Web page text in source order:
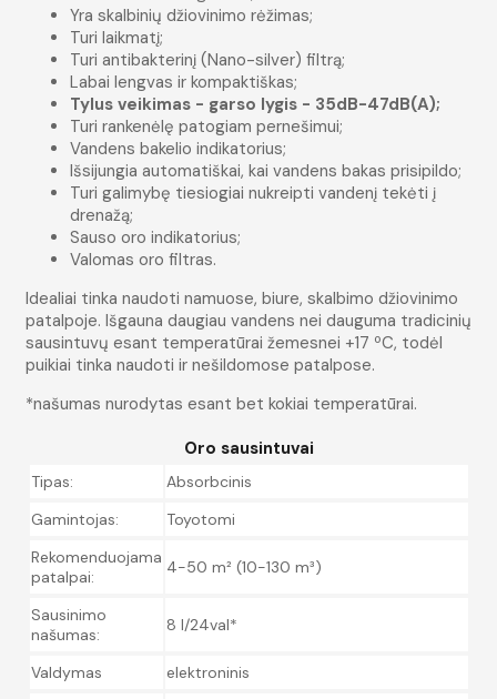
Yra skalbinių džiovinimo rėžimas;
Turi laikmatį;
Turi antibakterinį (Nano-silver) filtrą;
Labai lengvas ir kompaktiškas;
Tylus veikimas - garso lygis - 35dB-47dB(A);
Turi rankenėlę patogiam pernešimui;
Vandens bakelio indikatorius;
Išsijungia automatiškai, kai vandens bakas prisipildo;
Turi galimybę tiesiogiai nukreipti vandenį tekėti į
drenažą;
Sauso oro indikatorius;
Valomas oro filtras.
Idealiai tinka naudoti namuose, biure, skalbimo džiovinimo
patalpoje. Išgauna daugiau vandens nei dauguma tradicinių
sausintuvų esant temperatūrai žemesnei +17 ºC, todėl
puikiai tinka naudoti ir nešildomose patalpose.
*našumas nurodytas esant bet kokiai temperatūrai.
Oro sausintuvai
Tipas:
Absorbcinis
Gamintojas:
Toyotomi
Rekomenduojama
patalpai:
4-50 m² (10-130 m³)
Sausinimo
našumas:
8 l/24val*
Valdymas
elektroninis